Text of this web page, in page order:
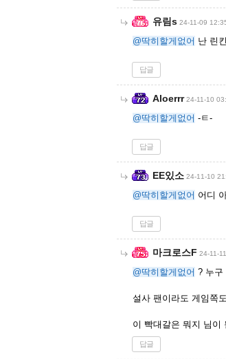
유림s 24-11-09
@딱히할게없어 난 린
답글
Aloerrr 24-11-10
@딱히할게없어 -ㅌ-
답글
EE있소 24-11-10
@딱히할게없어 어디
답글
마크로스F 24-11-
@딱히할게없어 ? 누구
설사 팬이라도 게임쪽
이 빡대갈은 뭐지 님이
답글